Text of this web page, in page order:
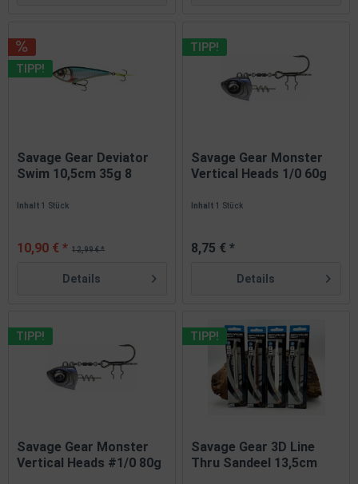
TIPP!
Savage Gear Deviator
Swim 10,5cm 35g 8
Inhalt1 Stück
12,99 € *
10,90 € *
Details
TIPP!
Savage Gear Monster
Vertical Heads 1/0 60g
Inhalt1 Stück
8,75 € *
Details
TIPP!
Savage Gear Monster
Vertical Heads #1/0 80g
TIPP!
Savage Gear 3D Line
Thru Sandeel 13,5cm